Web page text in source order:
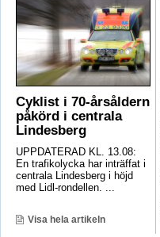
Cyklist i 70-årsåldern
påkörd i centrala
Lindesberg
UPPDATERAD KL. 13.08:
En trafikolycka har inträffat i
centrala Lindesberg i höjd
med Lidl-rondellen. ...
Visa hela artikeln